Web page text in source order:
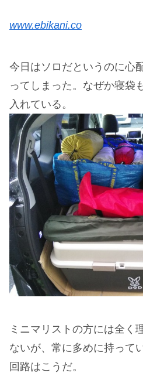
www.ebikani.co
今日はソロだというのに心
ってしまった。なぜか寝袋
入れている。
ミニマリストの方には全く
ないが、常に多めに持って
回路はこうだ。